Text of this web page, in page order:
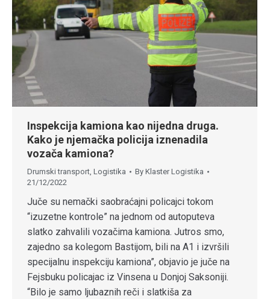
Inspekcija kamiona kao nijedna druga.
Kako je njemačka policija iznenadila
vozača kamiona?
Drumski transport, Logistika By Klaster Logistika
21/12/2022
Juče su nemački saobraćajni policajci tokom
“izuzetne kontrole” na jednom od autoputeva
slatko zahvalili vozačima kamiona. Jutros smo,
zajedno sa kolegom Bastijom, bili na A1 i izvršili
specijalnu inspekciju kamiona”, objavio je juče na
Fejsbuku policajac iz Vinsena u Donjoj Saksoniji.
“Bilo je samo ljubaznih reči i slatkiša za